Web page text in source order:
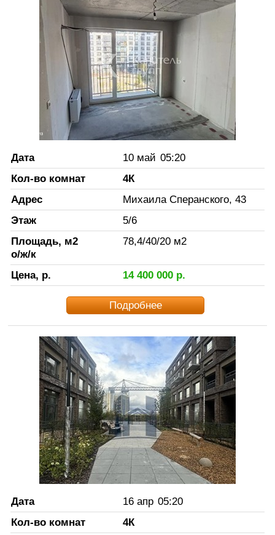
Дата 10 май 05:20
Кол-во комнат
4К
Адрес
Михаила Сперанского, 43
Этаж
5/6
Площадь, м2
о/ж/к
78,4/40/20 м2
Цена, р. 14 400 000р.
Подробнее
Дата 16 апр 05:20
Кол-во комнат
4К